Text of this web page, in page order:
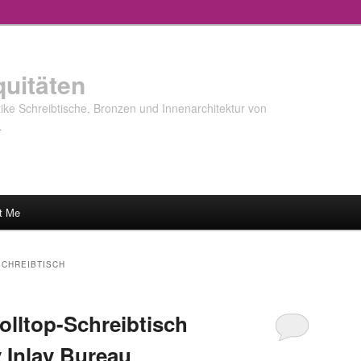
Schreibtische, Bronzen und Innenarchitektur von
Me
Schreibtisch